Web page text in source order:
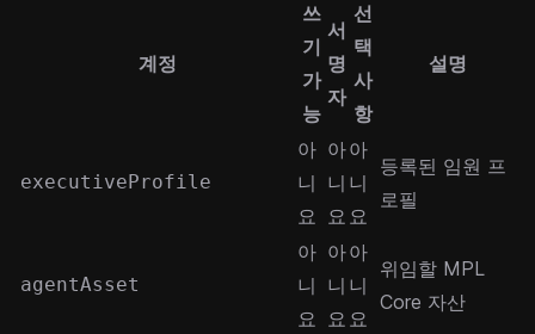
계정
쓰
기
가
능
서
명
자
선
택
사
항
설명
executiveProfile
아
니
요
아
니
요
아
니
요
등록된 임원 프
로필
agentAsset
아
니
요
아
니
요
아
니
요
위임할 MPL
Core 자산